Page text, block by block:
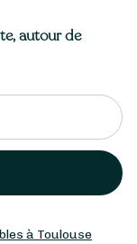
autour de
à Toulouse